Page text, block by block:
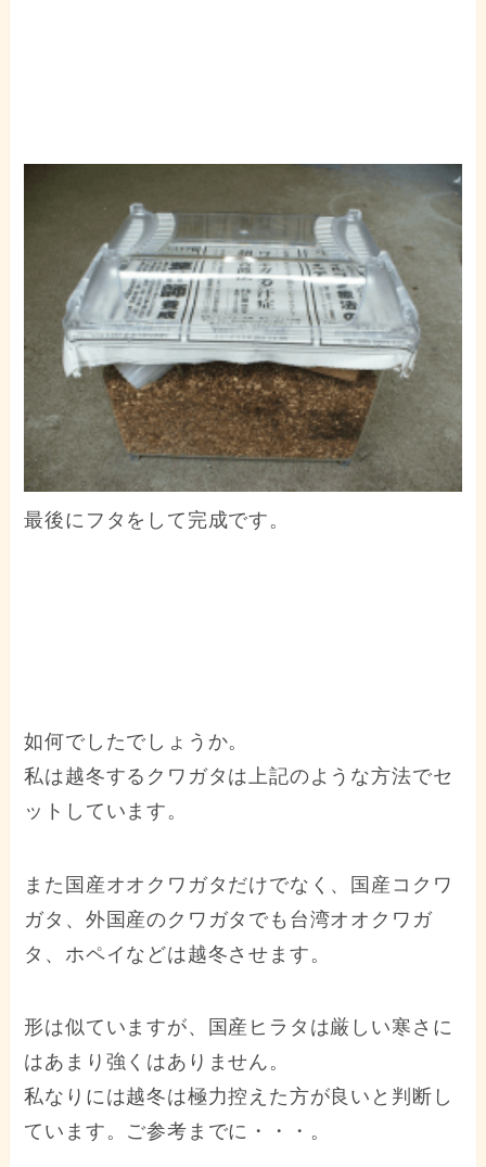
最後にフタをして完成です。
如何でしたでしょうか。
私は越冬するクワガタは上記のような方法でセ
ットしています。
また国産オオクワガタだけでなく、国産コクワ
ガタ、外国産のクワガタでも台湾オオクワガ
タ、ホペイなどは越冬させます。
形は似ていますが、国産ヒラタは厳しい寒さに
はあまり強くはありません。
私なりには越冬は極力控えた方が良いと判断し
ています。ご参考までに・・・。